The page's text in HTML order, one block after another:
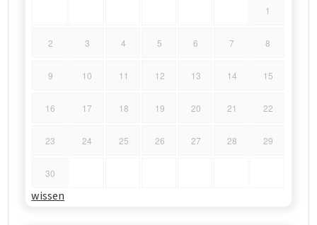
1
2 3 4 5 6 7 8
9 10 11 12 13 14 15
16 17 18 19 20 21 22
23 24 25 26 27 28 29
30
wissen